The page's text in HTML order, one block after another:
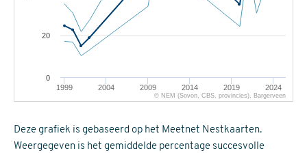
1999 2004 2009 2014 2019 2024
0
20
© NEM (Sovon, CBS, provincies), Bargerveen
Deze grafiek is gebaseerd op het Meetnet Nestkaarten.
Weergegeven is het gemiddelde percentage succesvolle